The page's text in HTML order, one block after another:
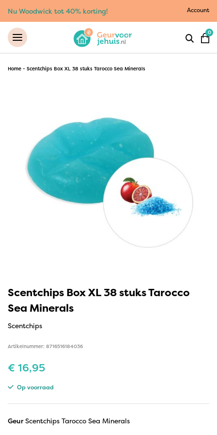
Nu Woodwick tot 40% korting! Account
0
Home - Scentchips Box XL 38 stuks Tarocco Sea Minerals
Scentchips Box XL 38 stuks Tarocco
Sea Minerals
Scentchips
Artikelnummer: 8716516184036
€ 16,95
Op voorraad
GeurScentchips Tarocco Sea Minerals